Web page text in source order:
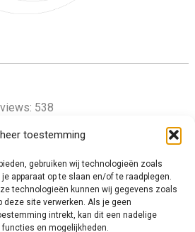
toestemming
gebruiken wij technologieën zoals
apparaat op te slaan en/of te raadplegen.
technologieën kunnen wij gegevens zoals
deze site verwerken. Als je geen
intrekt, kan dit een nadelige
functies en mogelijkheden.
538
Privacy Policy
Cookie Policy (EU)
Impressum